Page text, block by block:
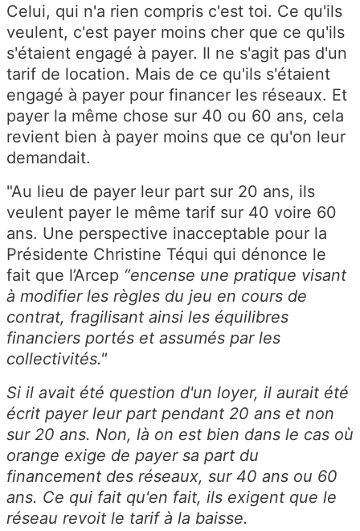
Celui, qui n'a rien compris c'est toi. Ce qu'ils
veulent, c'est payer moins cher que ce qu'ils
s'étaient engagé à payer. Il ne s'agit pas d'un
tarif de location. Mais de ce qu'ils s'étaient
engagé à payer pour financer les réseaux. Et
payer la même chose sur 40 ou 60 ans, cela
revient bien à payer moins que ce qu'on leur
demandait.
"Au lieu de payer leur part sur 20 ans, ils
veulent payer le même tarif sur 40 voire 60
ans. Une perspective inacceptable pour la
Présidente Christine Téqui qui dénonce le
fait que l’Arcep “encense une pratique visant
à modifier les règles du jeu en cours de
contrat, fragilisant ainsi les équilibres
financiers portés et assumés par les
collectivités."
Si il avait été question d'un loyer, il aurait été
écrit payer leur part pendant 20 ans et non
sur 20 ans. Non, là on est bien dans le cas où
orange exige de payer sa part du
financement des réseaux, sur 40 ans ou 60
ans. Ce qui fait qu'en fait, ils exigent que le
réseau revoit le tarif à la baisse.